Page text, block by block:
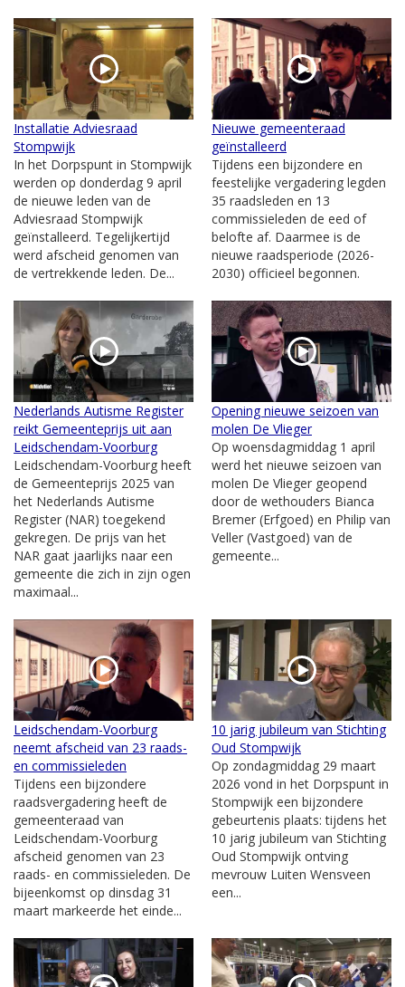
Installatie Adviesraad
Stompwijk
In het Dorpspunt in Stompwijk
werden op donderdag 9 april
de nieuwe leden van de
Adviesraad Stompwijk
geïnstalleerd. Tegelijkertijd
werd afscheid genomen van
de vertrekkende leden. De...
Nieuwe gemeenteraad
geïnstalleerd
Tijdens een bijzondere en
feestelijke vergadering legden
35 raadsleden en 13
commissieleden de eed of
belofte af. Daarmee is de
nieuwe raadsperiode (2026-
2030) officieel begonnen.
Nederlands Autisme Register
reikt Gemeenteprijs uit aan
Leidschendam-Voorburg
Leidschendam-Voorburg heeft
de Gemeenteprijs 2025 van
het Nederlands Autisme
Register (NAR) toegekend
gekregen. De prijs van het
NAR gaat jaarlijks naar een
gemeente die zich in zijn ogen
maximaal...
Opening nieuwe seizoen van
molen De Vlieger
Op woensdagmiddag 1 april
werd het nieuwe seizoen van
molen De Vlieger geopend
door de wethouders Bianca
Bremer (Erfgoed) en Philip van
Veller (Vastgoed) van de
gemeente...
Leidschendam-Voorburg
neemt afscheid van 23 raads-
en commissieleden
Tijdens een bijzondere
raadsvergadering heeft de
gemeenteraad van
Leidschendam-Voorburg
afscheid genomen van 23
raads- en commissieleden. De
bijeenkomst op dinsdag 31
maart markeerde het einde...
10 jarig jubileum van Stichting
Oud Stompwijk
Op zondagmiddag 29 maart
2026 vond in het Dorpspunt in
Stompwijk een bijzondere
gebeurtenis plaats: tijdens het
10 jarig jubileum van Stichting
Oud Stompwijk ontving
mevrouw Luiten Wensveen
een...